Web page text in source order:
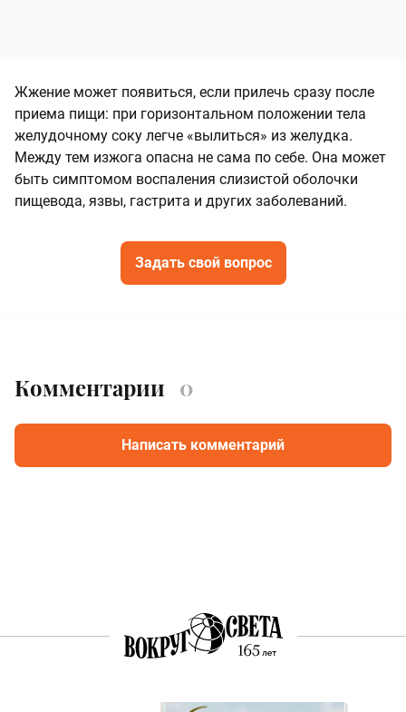
Жжение может появиться, если прилечь сразу после
приема пищи: при горизонтальном положении тела
желудочному соку легче «вылиться» из желудка.
Между тем изжога опасна не сама по себе. Она может
быть симптомом воспаления слизистой оболочки
пищевода, язвы, гастрита и других заболеваний.
Задать свой вопрос
Комментарии 0
Написать комментарий